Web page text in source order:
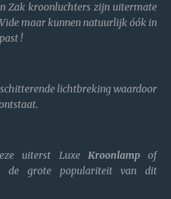
Zak kroonluchters zijn uitermate
maar kunnen natuurlijk óók in
!
lichtbreking waardoor
uiterst Luxe Kroonlampof
de grote populariteit van dit